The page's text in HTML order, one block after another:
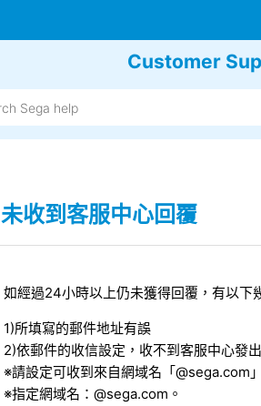
Customer
未收到客服中心回覆
如經過24小時以上仍未獲得回覆，有以下
1)所填寫的郵件地址有誤
2)依郵件的收信設定，收不到客服中心發
※請設定可收到來自網域名「@sega.com
※指定網域名：@sega.com。